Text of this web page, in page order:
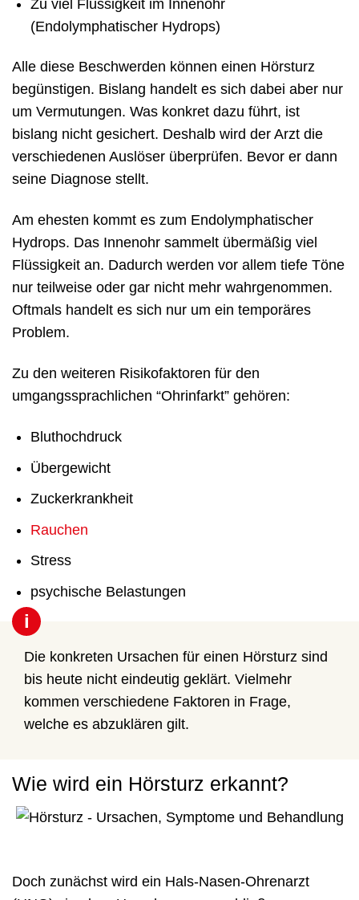
Zu viel Flüssigkeit im Innenohr
(Endolymphatischer Hydrops)
Alle diese Beschwerden können einen Hörsturz
begünstigen. Bislang handelt es sich dabei aber nur
um Vermutungen. Was konkret dazu führt, ist
bislang nicht gesichert. Deshalb wird der Arzt die
verschiedenen Auslöser überprüfen. Bevor er dann
seine Diagnose stellt.
Am ehesten kommt es zum Endolymphatischer
Hydrops. Das Innenohr sammelt übermäßig viel
Flüssigkeit an. Dadurch werden vor allem tiefe Töne
nur teilweise oder gar nicht mehr wahrgenommen.
Oftmals handelt es sich nur um ein temporäres
Problem.
Zu den weiteren Risikofaktoren für den
umgangssprachlichen “Ohrinfarkt” gehören:
Bluthochdruck
Übergewicht
Zuckerkrankheit
Rauchen
Stress
psychische Belastungen
i
Die konkreten Ursachen für einen Hörsturz sind
bis heute nicht eindeutig geklärt. Vielmehr
kommen verschiedene Faktoren in Frage,
welche es abzuklären gilt.
Wie wird ein Hörsturz erkannt?
Doch zunächst wird ein Hals-Nasen-Ohrenarzt